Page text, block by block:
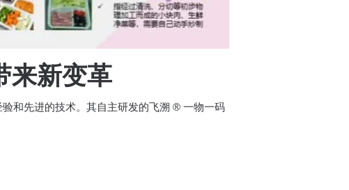
来新变革​
和先进的技术。其自主研发的飞溯 ® 一物一码